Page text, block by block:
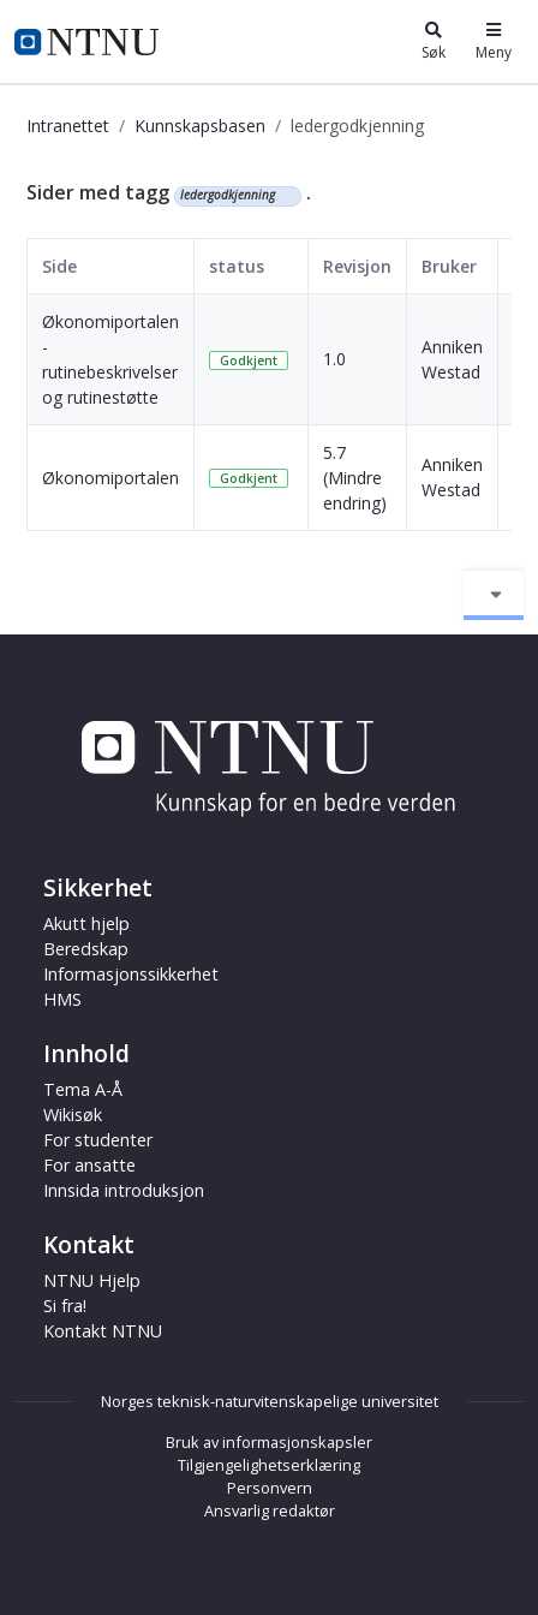
i.ntnu.no Søk Meny
Intranettet Kunnskapsbasen ledergodkjenning
Kunnskapsbasen
Sider med tagg ledergodkjenning .
Side status Revisjon Bruker
Økonomiportalen
-
rutinebeskrivelser
og rutinestøtte
Godkjent 1.0
Anniken
Westad
Økonomiportalen Godkjent
5.7
(Mindre
endring)
Anniken
Westad
Sikkerhet
Akutt hjelp
Beredskap
Informasjonssikkerhet
HMS
Innhold
Tema A-Å
Wikisøk
For studenter
For ansatte
Innsida introduksjon
Kontakt
NTNU Hjelp
Si fra!
Kontakt NTNU
Norges teknisk-naturvitenskapelige universitet
Bruk av informasjonskapsler
Tilgjengelighetserklæring
Personvern
Ansvarlig redaktør